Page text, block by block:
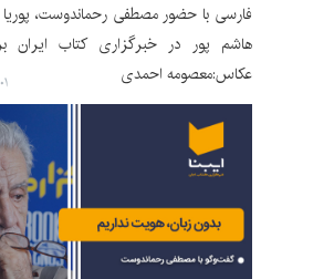
فارسی با حضور مصطفی رحماندوست،
هاشم پور در خبرگزاری کتاب ایران
عکاس:معصومه احمدی